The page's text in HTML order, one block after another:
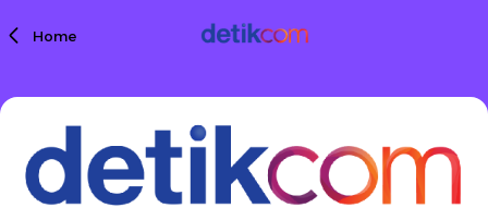
Home